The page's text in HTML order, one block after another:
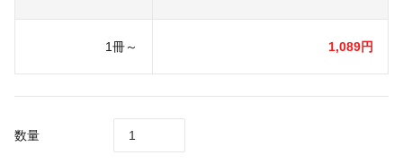
1冊～ 1,089円
数量